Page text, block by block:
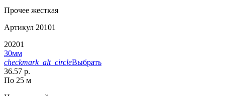
Прочее жесткая
Артикул 20101
20201
30мм
checkmark_alt_circleВыбрать
36.57 р.
По 25 м